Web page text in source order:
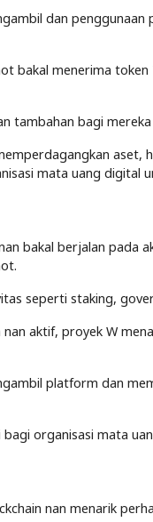
dan
bakal menerima
tambahan bagi
mata uang digital
bakal berjalan pada
seperti staking,
aktif, proyek W
platform dan
organisasi mata
nan menarik